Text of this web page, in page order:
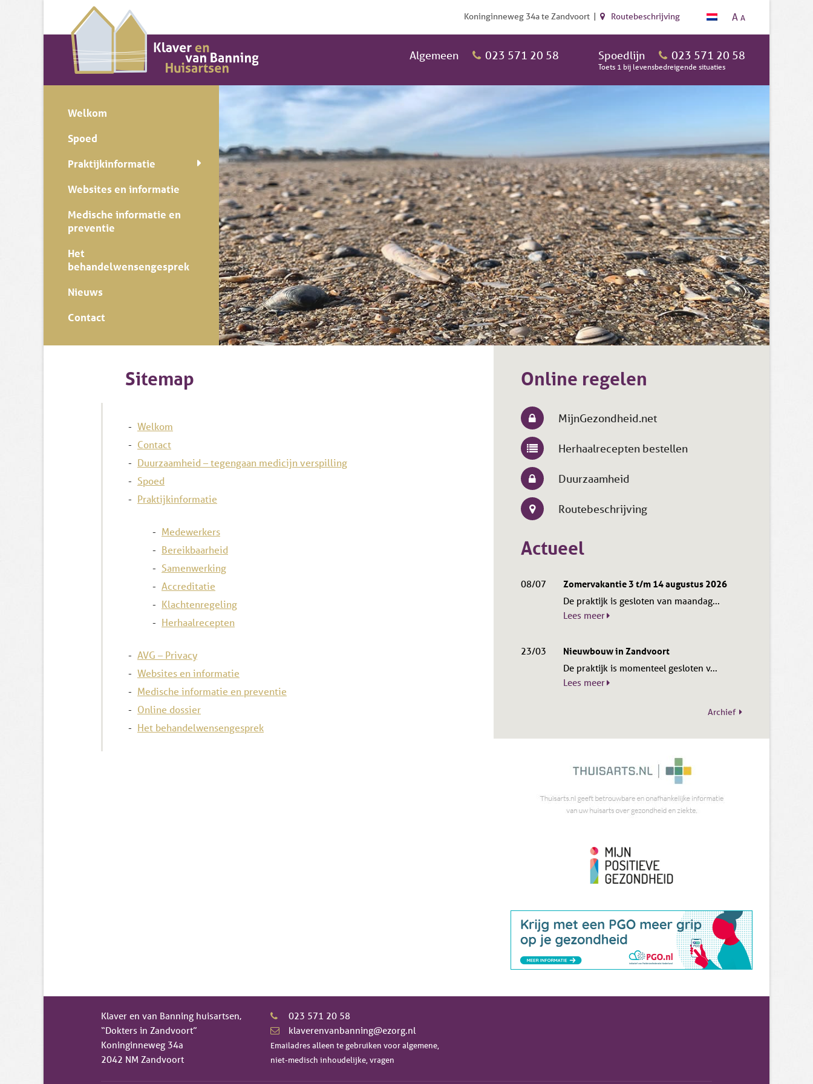
A A
Koninginneweg 34a te Zandvoort | Routebeschrijving
Spoedlijn 023 571 20 58
Toets 1 bij levensbedreigende situaties
Algemeen 023 571 20 58
Welkom
Spoed
Praktijkinformatie
Websites en informatie
Medische informatie en
preventie
Het
behandelwensengesprek
Nieuws
Contact
Sitemap
Welkom
Contact
Duurzaamheid – tegengaan medicijn verspilling
Spoed
Praktijkinformatie
Medewerkers
Bereikbaarheid
Samenwerking
Accreditatie
Klachtenregeling
Herhaalrecepten
AVG – Privacy
Websites en informatie
Medische informatie en preventie
Online dossier
Het behandelwensengesprek
Online regelen
MijnGezondheid.net
Herhaalrecepten bestellen
Duurzaamheid
Routebeschrijving
Actueel
08/07
Zomervakantie 3 t/m 14 augustus 2026
De praktijk is gesloten van maandag...
Lees meer
23/03
Nieuwbouw in Zandvoort
De praktijk is momenteel gesloten v...
Lees meer
Archief
Klaver en van Banning huisartsen,
“Dokters in Zandvoort”
Koninginneweg 34a
2042 NM Zandvoort
023 571 20 58
klaverenvanbanning@ezorg.nl
Emailadres alleen te gebruiken voor algemene,
niet-medisch inhoudelijke, vragen